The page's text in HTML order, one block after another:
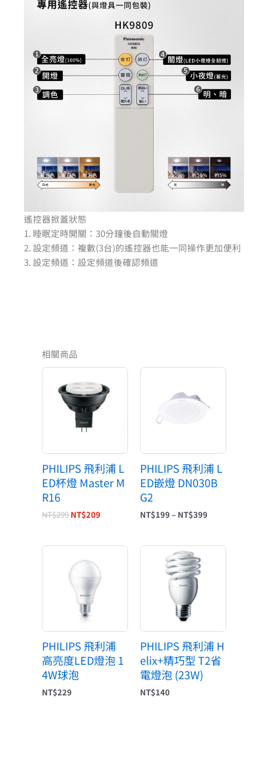
遙控器掀蓋狀態
1. 睡眠定時開關：30分鐘後自動關燈
2. 設定頻道：複數(3台)的遙控器也能一同操作更加便利
3. 設定頻道：設定頻道後確認頻道
相關商品
PHILIPS 飛利浦 L
ED杯燈 Master M
R16
NT$299
原
始
價
格：
NT$299。
NT$209
目
前
價
格：
PHILIPS 飛利浦 L
ED嵌燈 DN030B
G2
NT$199 – NT$399
價
PHILIPS 飛利浦
高亮度LED燈泡 1
4W球泡
NT$229
PHILIPS 飛利浦 H
elix+精巧型 T2省
電燈泡 (23W)
NT$140